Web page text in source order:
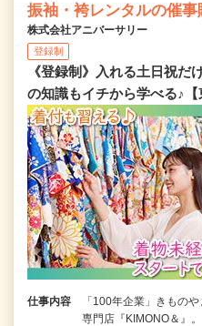
振袖・袴レンタルの催事
株式会社アニバーサリー
登録制
《登録制》入れる土日祝
の知識もイチから学べる♪【
仕事内容
「100年企業」きもの
専門店『KIMONO＆』